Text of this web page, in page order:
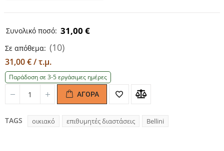
Συνολικό ποσό: 31,00 €
Σε απόθεμα: (10)
31,00 € / τ.μ.
Παράδοση σε 3-5 εργάσιμες ημέρες
Quantity
Quantity ΑΓΟΡΆ
TAGS οικιακό επιθυμητές διαστάσεις Bellini